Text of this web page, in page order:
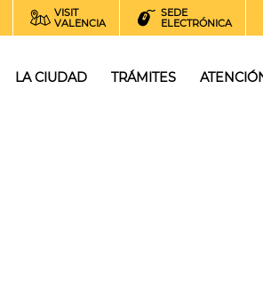
VISIT
VALENCIA
SEDE
ELECTRÓNICA
LA CIUDAD TRÁMITES